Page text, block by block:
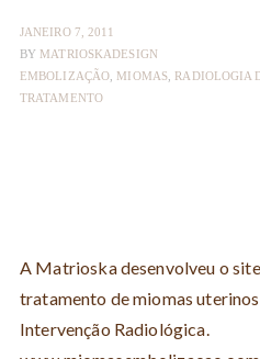
JANEIRO 7, 2011
BY MATRIOSKADESIGN
EMBOLIZAÇÃO MIOMAS RADIOLOGIA
TRATAMENTO
A Matrioska desenvolveu o
tratamento de miomas uterinos
Intervenção Radiológica.